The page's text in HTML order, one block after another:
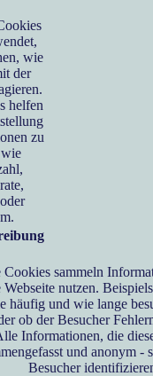
wie
der
helfen
zu
Cookies sammeln
Webseite nutzen.
häufig und wie lange
ob der Besucher
Informationen, die
und anonym -
Besucher